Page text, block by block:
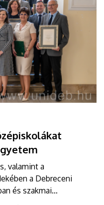
valamint a
a Debreceni
és szakmai
olyan